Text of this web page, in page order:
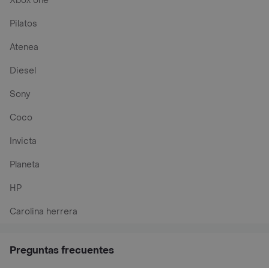
Pilatos
Atenea
Diesel
Sony
Coco
Invicta
Planeta
HP
Carolina herrera
Preguntas frecuentes